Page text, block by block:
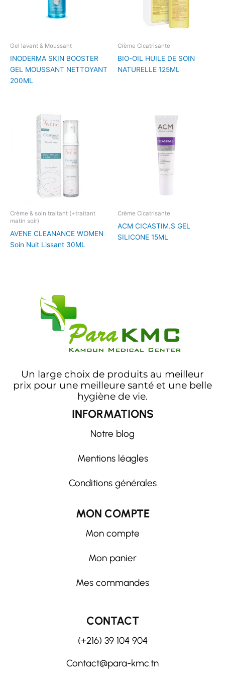
Gel lavant & Moussant
INODERMA SKIN BOOSTER
GEL MOUSSANT NETTOYANT
200ML
Crème Cicatrisante
BIO-OIL HUILE DE SOIN
NATURELLE 125ML
Crème & soin traitant (+traitant
matin soir)
AVENE CLEANANCE WOMEN
Soin Nuit Lissant 30ML
Crème Cicatrisante
ACM CICASTIM.S GEL
SILICONE 15ML
Un large choix de produits au meilleur
prix pour une meilleure santé et une belle
hygiène de vie.
INFORMATIONS
Notre blog
Mentions léagles
Conditions générales
MON COMPTE
Mon compte
Mon panier
Mes commandes
CONTACT
(+216) 39 104 904
Contact@para-kmc.tn